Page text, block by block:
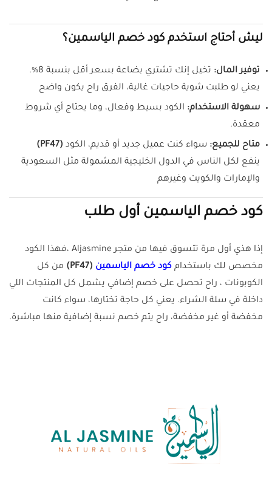
ليش أحتاج استخدم كود خصم الياسمين؟
توفير المال:
تخيل إنك تشتري بضاعة بسعر أقل بنسبة 8%.
يعني لو طلبت شوية حاجيات غالية، الفرق راح يكون واضح
سهولة الاستخدام: الكود بسيط وفعال، وما يحتاج أي شروط
معقدة.
متاح للجميع: سواء كنت عميل جديد أو قديم، الكود (PF47)
ينفع لكل الناس في الدول الخليجية المشمولة مثل السعودية
والإمارات والكويت وغيرهم
كود خصم الياسمين أول طلب
إذا هذي أول مرة تتسوق فيها من متجر Aljasmine ،فهذا الكود
مخصص لك باستخدام كود خصم الياسمين (PF47)
من كل
الكوبونات ، راح تحصل على خصم إضافي يشمل كل المنتجات اللي
داخلة في سلة الشراء. يعني كل حاجة تختارها، سواء كانت
مخفضة أو غير مخفضة، راح يتم خصم نسبة إضافية منها مباشرة.